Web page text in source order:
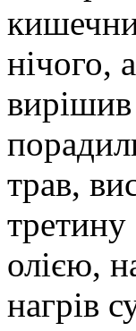
нічого,
трав,
олією,
нагрів